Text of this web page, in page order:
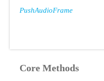
PushAudioFrame
Core Methods